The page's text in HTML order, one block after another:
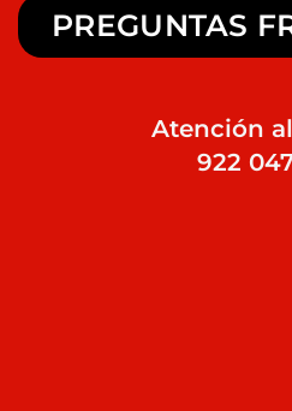
PREGUNTAS
Atención
922